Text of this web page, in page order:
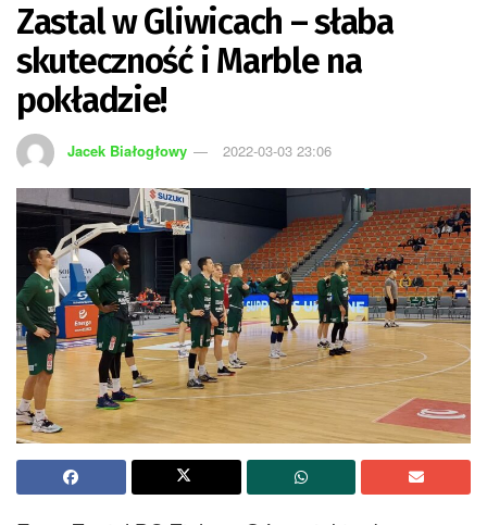
Zastal w Gliwicach – słaba
skuteczność i Marble na
pokładzie!
Jacek Białogłowy 2022-03-03 23:06